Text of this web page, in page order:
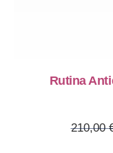
Rutina
210,00